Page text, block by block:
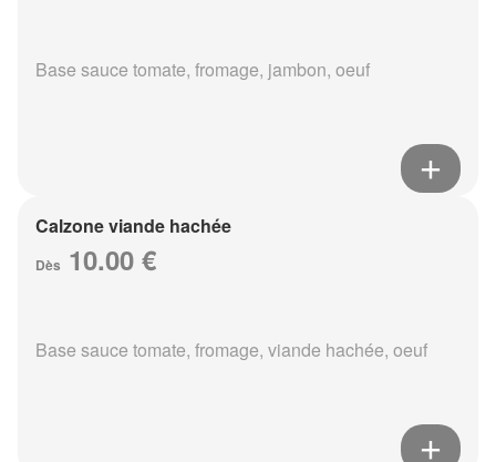
Base sauce tomate, fromage, jambon, oeuf
Calzone viande hachée
Dès 10.00 €
Base sauce tomate, fromage, viande hachée, oeuf